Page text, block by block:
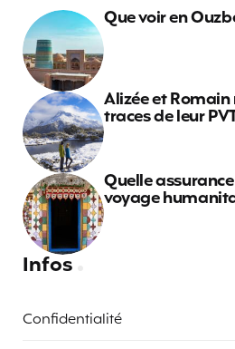
Que voir en
Alizée et
traces de leur
Quelle
voyage
Infos
Confidentialité